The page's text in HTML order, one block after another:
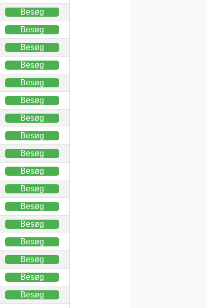
Besøg
Besøg
Besøg
Besøg
Besøg
Besøg
Besøg
Besøg
Besøg
Besøg
Besøg
Besøg
Besøg
Besøg
Besøg
Besøg
Besøg